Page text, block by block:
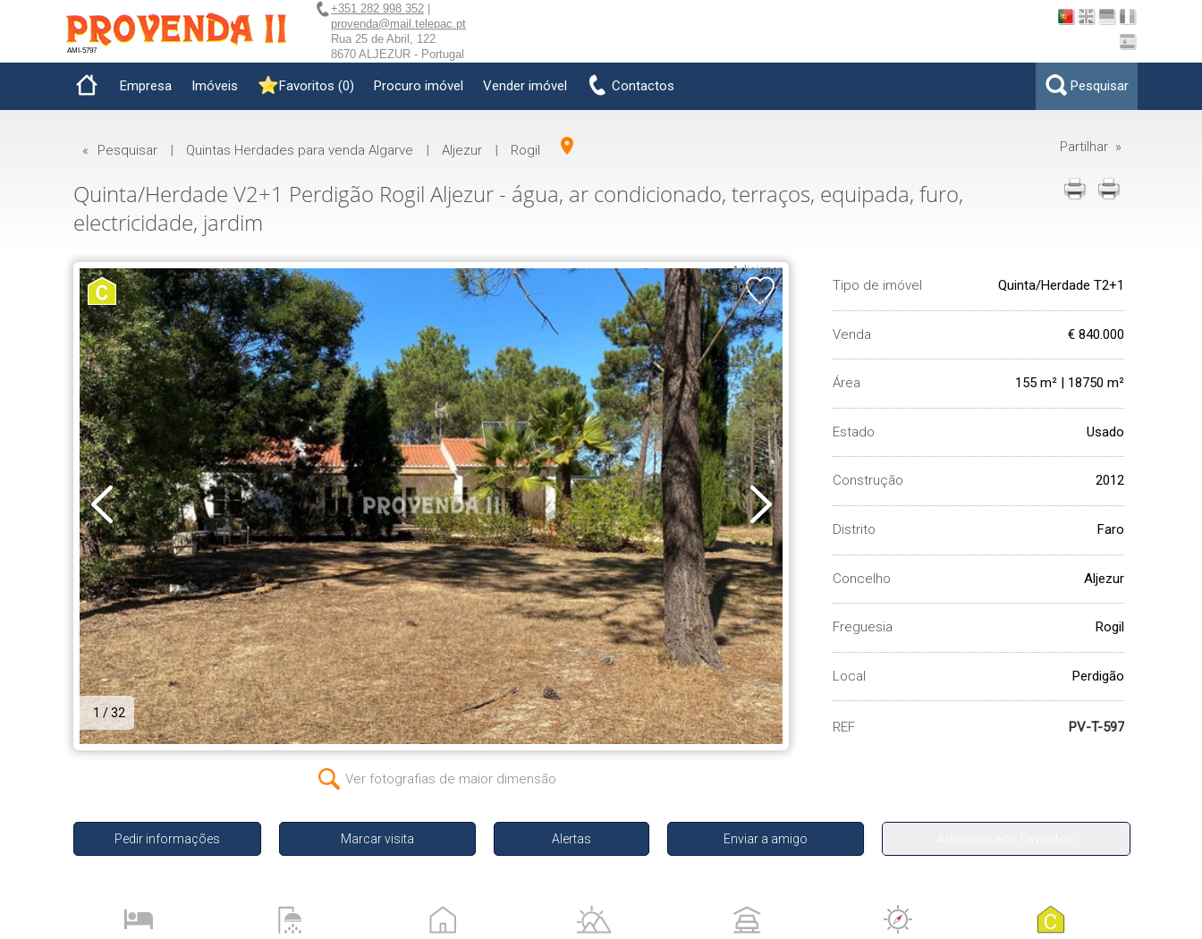
AMI-5797
+351 282 998 352
provenda@mail.telepac.pt
Rua 25 de Abril, 122
8670 ALJEZUR - Portugal
Empresa Imóveis Favoritos (0) Procuro imóvel Vender imóvel Contactos Pesquisar
Partilhar »
« Pesquisar | Quintas Herdades para venda Algarve | Aljezur | Rogil
Quinta/Herdade V2+1 Perdigão Rogil Aljezur - água, ar condicionado, terraços, equipada, furo,
electricidade, jardim
1 / 32
Adicionar
aos
Favoritos
Ver fotografias de maior dimensão
Tipo de imóvel Quinta/Herdade T2+1
Venda € 840.000
Área 155 m² | 18750 m²
Estado Usado
Construção 2012
Distrito Faro
Concelho Aljezur
Freguesia Rogil
Local Perdigão
REF PV-T-597
Pedir informações Marcar visita Alertas Enviar a amigo
C